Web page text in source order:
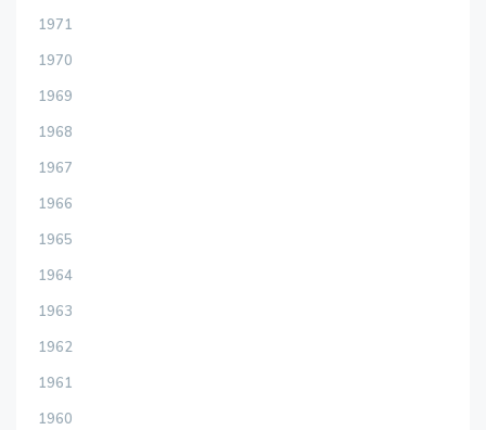
1971
1970
1969
1968
1967
1966
1965
1964
1963
1962
1961
1960